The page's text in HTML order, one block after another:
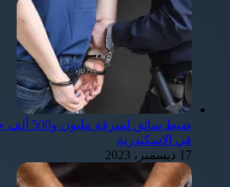
ضبط سائق
في الإسكندرية
17 ديسمبر، 2023